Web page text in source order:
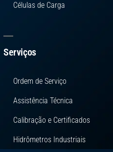
Células de Carga
Serviços
Ordem de Serviço
Assistência Técnica
Calibração e Certificados
Hidrômetros Industriais